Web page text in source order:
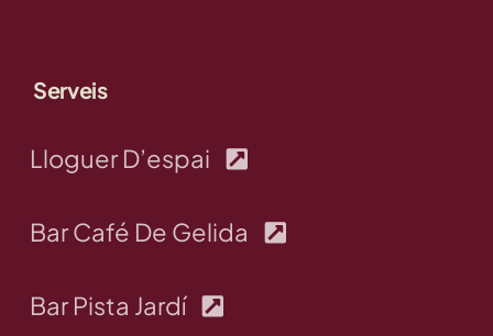
Serveis
Lloguer D’espai
Bar Café De Gelida
Bar Pista Jardí